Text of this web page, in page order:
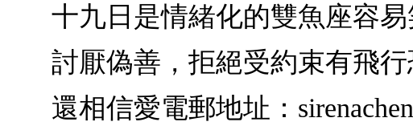
十九日是情緒化的雙魚座容
討厭偽善，拒絕受約束有飛
還相信愛電郵地址：